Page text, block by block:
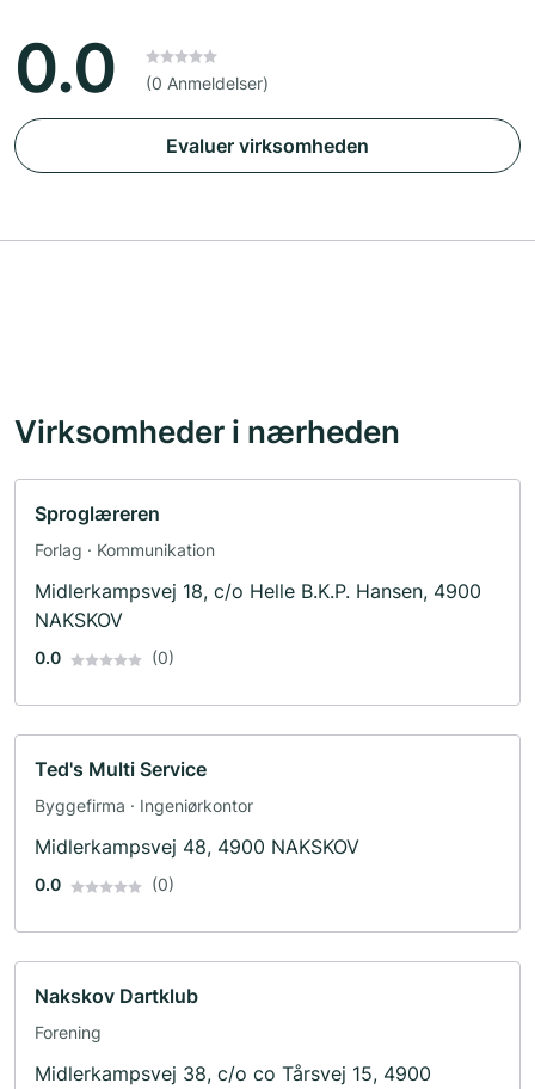
0.0 (0 Anmeldelser)
Evaluer virksomheden
Virksomheder i nærheden
Sproglæreren
Forlag · Kommunikation
Midlerkampsvej 18, c/o Helle B.K.P. Hansen, 4900
NAKSKOV
0.0 (0)
Ted's Multi Service
Byggefirma · Ingeniørkontor
Midlerkampsvej 48, 4900 NAKSKOV
0.0 (0)
Nakskov Dartklub
Forening
Midlerkampsvej 38, c/o co Tårsvej 15, 4900